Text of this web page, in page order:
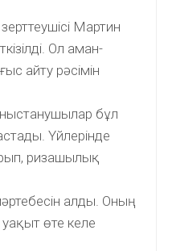
Мартин
Ол аман-
айту рәсімін
бұл
Үйлерінде
ризашылық
алды. Оның
өте келе